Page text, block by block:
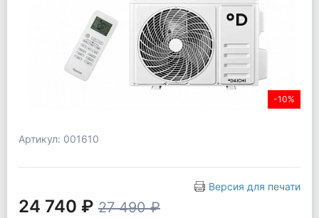
-10%
Артикул: 001610
Версия для печати
24 740 ₽ 27 490 ₽